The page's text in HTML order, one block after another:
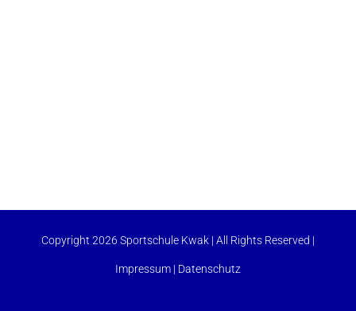
Copyright 2026 Sportschule Kwak | All Rights Reserved |
Impressum | Datenschutz